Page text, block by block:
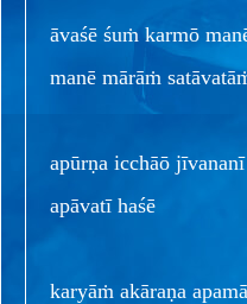
āvaśē śuṁ karmō
manē mārāṁ
apūrṇa icchāō
apāvatī haśē
karyāṁ akāraṇa